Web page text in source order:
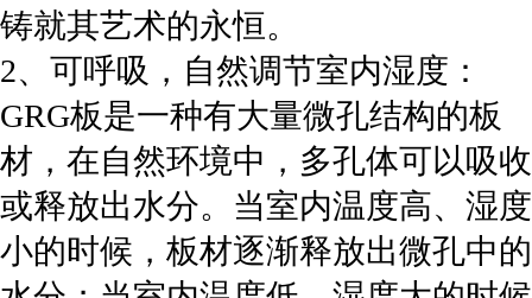
铸就其艺术的永恒。
2、可呼吸，自然调节室内湿度：
GRG板是一种有大量微孔结构的板
材，在自然环境中，多孔体可以吸收
或释放出水分。当室内温度高、湿度
小的时候，板材逐渐释放出微孔中的